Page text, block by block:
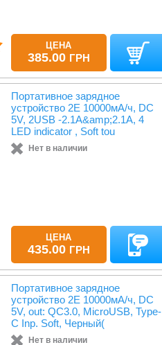
ЦЕНА
385.00 ГРН
Портативное зарядное
устройство 2Е 10000мА/ч, DC
5V, 2USB -2.1A&amp;2.1A, 4
LED indicator , Soft tou
Нет в наличии
ЦЕНА
435.00 ГРН
Портативное зарядное
устройство 2Е 10000мА/ч, DC
5V, out: QC3.0, MicroUSB, Type-
C Inp. Soft, Черный(
Нет в наличии